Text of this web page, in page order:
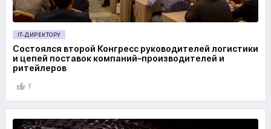
IT-ДИРЕКТОРУ
Состоялся второй Конгресс руководителей логистики
и цепей поставок компаний–производителей и
ритейлеров
1